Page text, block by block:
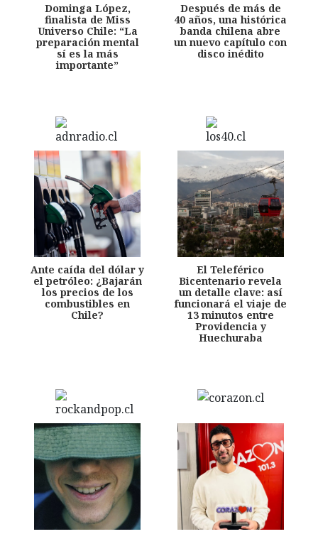
Dominga López,
finalista de Miss
Universo Chile: “La
preparación mental
sí es la más
importante”
Después de más de
40 años, una histórica
banda chilena abre
un nuevo capítulo con
disco inédito
Ante caída del dólar y
el petróleo: ¿Bajarán
los precios de los
combustibles en
Chile?
El Teleférico
Bicentenario revela
un detalle clave: así
funcionará el viaje de
13 minutos entre
Providencia y
Huechuraba